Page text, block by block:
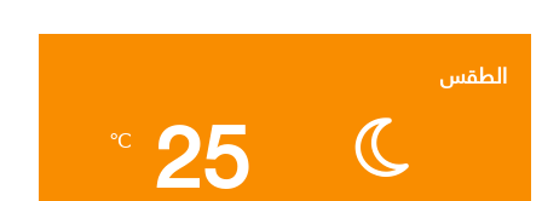
ب
و
ت
ق
ر
الطقس 25
℃